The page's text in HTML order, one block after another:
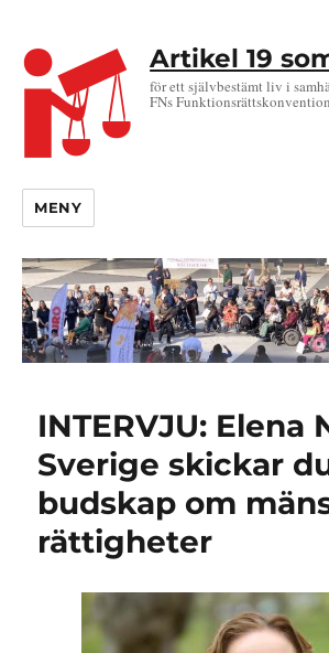
Artikel 19
för ett självbestämt liv i
FNs Funktionsrättskonvention
MENY
INTERVJU: Elena
Sverige skickar
budskap om
rättigheter